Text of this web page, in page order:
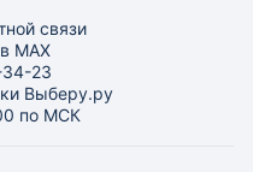
связи
MAX
23
Выберу.ру
по МСК